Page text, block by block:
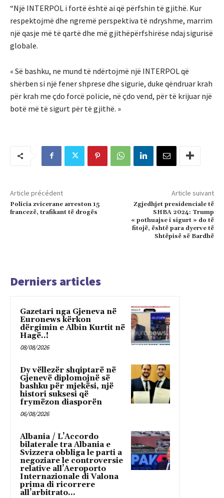
“Një INTERPOL i fortë është ai që përfshin të gjithë. Kur
respektojmë dhe ngremë perspektiva të ndryshme, marrim
një qasje më të qartë dhe më gjithëpërfshirëse ndaj sigurisë
globale.
« Së bashku, ne mund të ndërtojmë një INTERPOL që
shërben si një fener shprese dhe sigurie, duke qëndruar krah
për krah me çdo forcë policie, në çdo vend, për të krijuar një
botë më të sigurt për të gjithë. »
Article précédent
Policia zvicerane arreston 15
francezë, trafikant të drogës
Article suivant
Zgjedhjet presidenciale të
SHBA 2024: Trump
« pothuajse i sigurt » do të
fitojë, është para dyerve të
Shtëpisë së Bardhë
Derniers articles
Gazetari nga Gjeneva në
Euronews kërkon
dërgimin e Albin Kurtit në
Hagë..!
08/08/2026
Dy vëllezër shqiptarë në
Gjenevë diplomojnë së
bashku për mjekësi, një
histori suksesi që
frymëzon diasporën
06/08/2026
Albania / L’Accordo
bilaterale tra Albania e
Svizzera obbliga le parti a
negoziare le controversie
relative all’Aeroporto
Internazionale di Valona
prima di ricorrere
all’arbitrato...